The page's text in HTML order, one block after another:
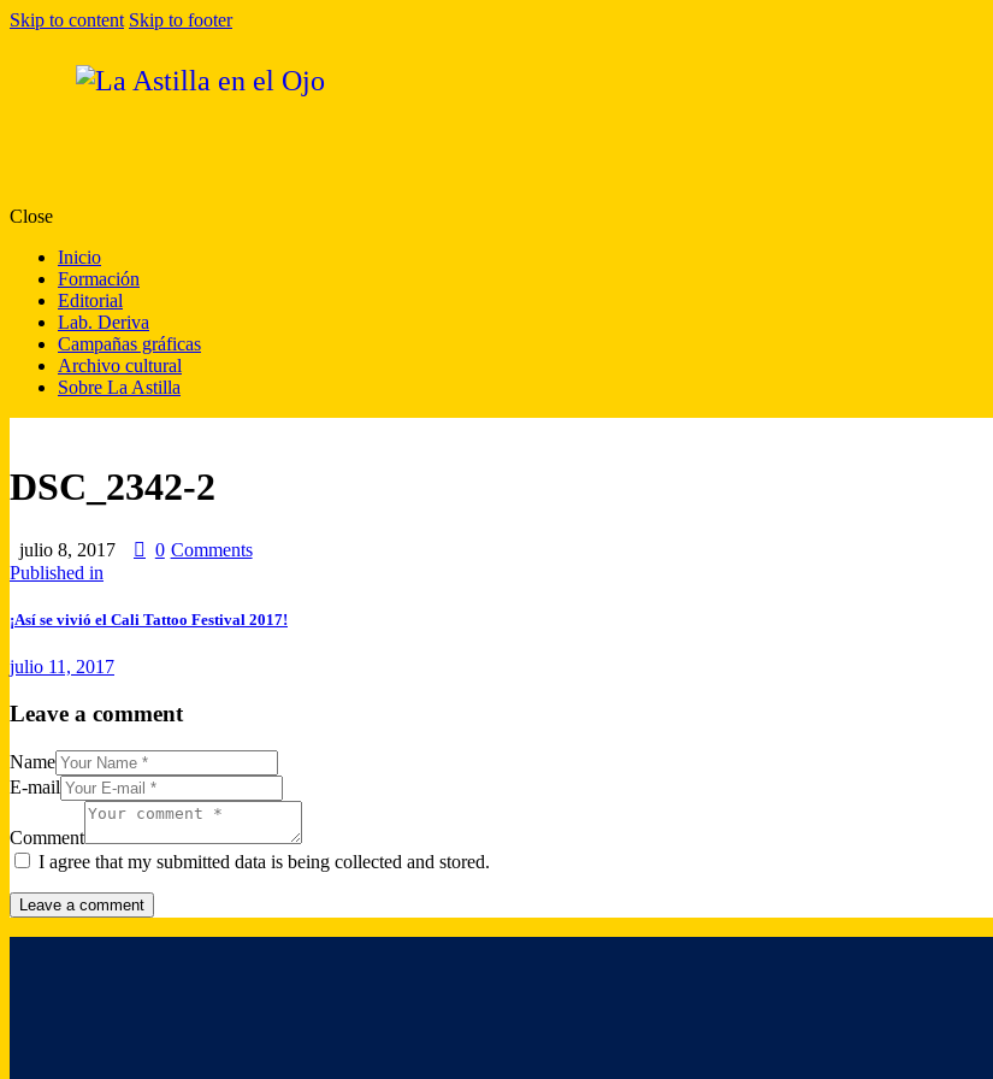
Skip to content Skip to footer
Close
Inicio
Formación
Editorial
Lab. Deriva
Campañas gráficas
Archivo cultural
Sobre La Astilla
DSC_2342-2
julio 8, 2017 0 Comments
Published in
¡Así se vivió el Cali Tattoo Festival 2017!
julio 11, 2017
Leave a comment
Name
E-mail
Comment
I agree that my submitted data is being collected and stored.